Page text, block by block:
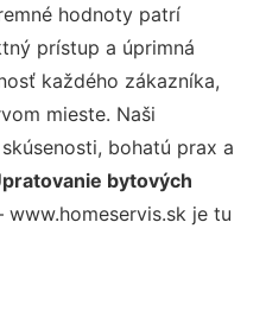
hodnoty patrí
prístup a úprimná
každého zákazníka,
mieste. Naši
bohatú prax a
bytových
www.homeservis.sk je tu